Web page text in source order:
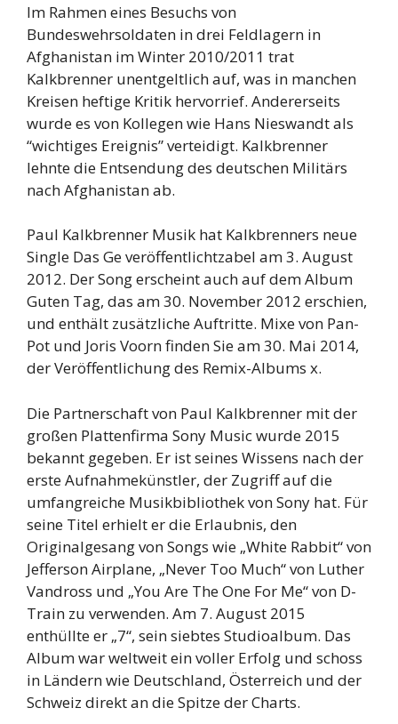
Im Rahmen eines Besuchs von
Bundeswehrsoldaten in drei Feldlagern in
Afghanistan im Winter 2010/2011 trat
Kalkbrenner unentgeltlich auf, was in manchen
Kreisen heftige Kritik hervorrief. Andererseits
wurde es von Kollegen wie Hans Nieswandt als
“wichtiges Ereignis” verteidigt. Kalkbrenner
lehnte die Entsendung des deutschen Militärs
nach Afghanistan ab.
Paul Kalkbrenner Musik hat Kalkbrenners neue
Single Das Ge veröffentlichtzabel am 3. August
2012. Der Song erscheint auch auf dem Album
Guten Tag, das am 30. November 2012 erschien,
und enthält zusätzliche Auftritte. Mixe von Pan-
Pot und Joris Voorn finden Sie am 30. Mai 2014,
der Veröffentlichung des Remix-Albums x.
Die Partnerschaft von Paul Kalkbrenner mit der
großen Plattenfirma Sony Music wurde 2015
bekannt gegeben. Er ist seines Wissens nach der
erste Aufnahmekünstler, der Zugriff auf die
umfangreiche Musikbibliothek von Sony hat. Für
seine Titel erhielt er die Erlaubnis, den
Originalgesang von Songs wie „White Rabbit“ von
Jefferson Airplane, „Never Too Much“ von Luther
Vandross und „You Are The One For Me“ von D-
Train zu verwenden. Am 7. August 2015
enthüllte er „7“, sein siebtes Studioalbum. Das
Album war weltweit ein voller Erfolg und schoss
in Ländern wie Deutschland, Österreich und der
Schweiz direkt an die Spitze der Charts.